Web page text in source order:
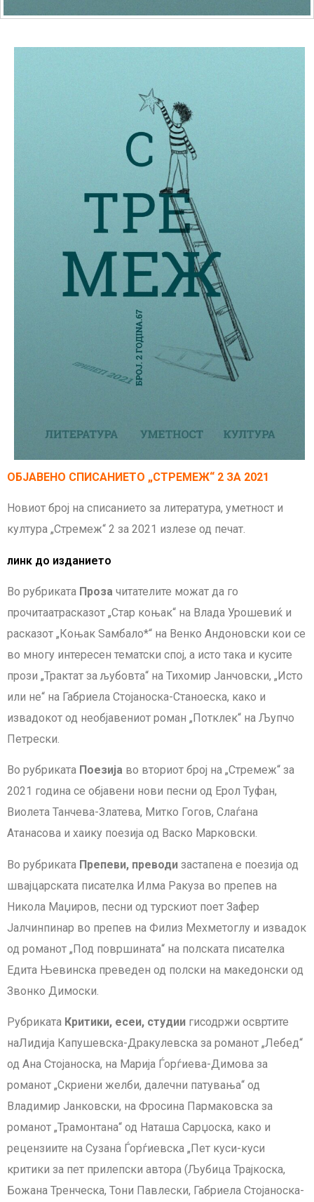
ОБЈАВЕНO СПИСАНИЕТО „СТРЕМЕЖ“ 2 ЗА 2021
Новиот број на списанието за литература, уметност и
култура „Стремеж“ 2 за 2021 излезе од печат.
линк до изданието
Во рубриката Проза читателите можат да го
прочитаатрасказот „Стар коњак“ на Влада Урошевиќ и
расказот „Коњак Ѕамбало*“ на Венко Андоновски кои се
во многу интересен тематски спој, а исто така и кусите
прози „Трактат за љубовта“ на Тихомир Јанчовски, „Исто
или не“ на Габриела Стојаноска-Станоеска, како и
извадокот од необјавениот роман „Потклек“ на Љупчо
Петрески.
Во рубриката Поезија во вториот број на „Стремеж“ за
2021 година се објавени нови песни од Ерол Туфан,
Виолета Танчева-Златева, Митко Гогов, Слаѓана
Атанасова и хаику поезија од Васко Марковски.
Во рубриката Препеви, преводи застапена е поезија од
швајцарската писателка Илма Ракуза во препев на
Никола Маџиров, песни од турскиот поет Зафер
Јалчинпинар во препев на Филиз Мехметоглу и извадок
од романот „Под површината“ на полската писателка
Едита Њевинска преведен од полски на македонски од
Звонко Димоски.
Рубриката Критики, есеи, студии гисодржи освртите
наЛидија Капушевска-Дракулевска за романот „Лебед“
од Ана Стојаноска, на Марија Ѓорѓиева-Димова за
романот „Скриени желби, далечни патувања“ од
Владимир Јанковски, на Фросина Пармаковска за
романот „Трамонтана“ од Наташа Сарџоска, како и
рецензиите на Сузана Ѓорѓиевска „Пет куси-куси
критики за пет прилепски автора (Љубица Трајкоска,
Божана Тренческа, Тони Павлески, Габриела Стојаноска-